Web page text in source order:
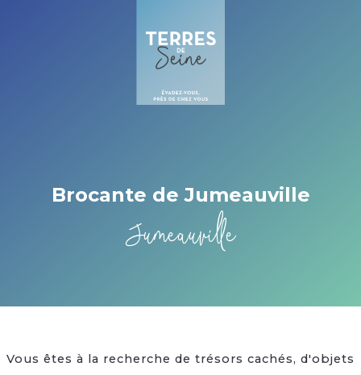
Brocante de Jumeauville
Jumeauville
Vous êtes à la recherche de trésors cachés, d'objets